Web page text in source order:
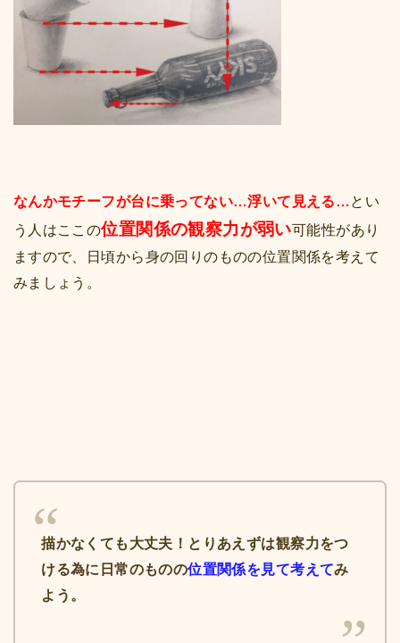
なんかモチーフが台に乗ってない…浮いて見える…とい
う人はここの位置関係の観察力が弱い可能性があり
ますので、日頃から身の回りのものの位置関係を考えて
みましょう。
描かなくても大丈夫！とりあえずは観察力をつ
ける為に日常のものの位置関係を見て考えてみ
よう。